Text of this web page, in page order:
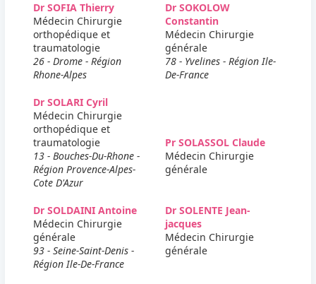
Dr SOFIA Thierry
Médecin Chirurgie
orthopédique et
traumatologie
26 - Drome - Région
Rhone-Alpes
Dr SOKOLOW
Constantin
Médecin Chirurgie
générale
78 - Yvelines - Région Ile-
De-France
Dr SOLARI Cyril
Médecin Chirurgie
orthopédique et
traumatologie
13 - Bouches-Du-Rhone -
Région Provence-Alpes-
Cote D'Azur
Pr SOLASSOL Claude
Médecin Chirurgie
générale
Dr SOLDAINI Antoine
Médecin Chirurgie
générale
93 - Seine-Saint-Denis -
Région Ile-De-France
Dr SOLENTE Jean-
jacques
Médecin Chirurgie
générale